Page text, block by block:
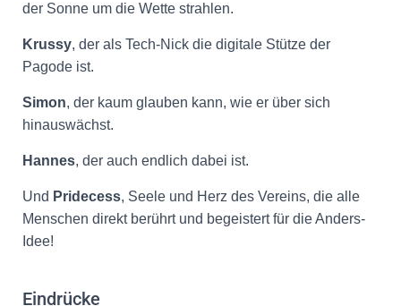
der Sonne um die Wette strahlen.
Krussy, der als Tech-Nick die digitale Stütze der
Pagode ist.
Simon, der kaum glauben kann, wie er über sich
hinauswächst.
Hannes, der auch endlich dabei ist.
Und Pridecess, Seele und Herz des Vereins, die alle
Menschen direkt berührt und begeistert für die Anders-
Idee!
Eindrücke